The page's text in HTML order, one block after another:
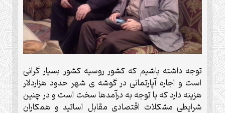
توجه داشته باشیم که کشور روسیه کشور بسیار گرانی
است و اجاره آپارتمانی در گوشه ی شهر حدود هزاردلار
هزینه دارد که با توجه به درآمدها سخت است و در چنین
شرایطی مشکلات اقتصادی مقابل اساتید و همکاران